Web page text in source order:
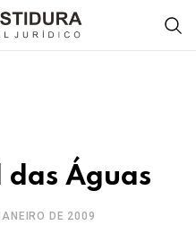
das Águas
DE 2009